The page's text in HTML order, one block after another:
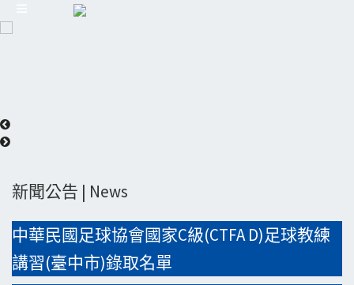
新聞公告 | News
中華民國足球協會國家C級(CTFA D)足球教練
講習(臺中市)錄取名單